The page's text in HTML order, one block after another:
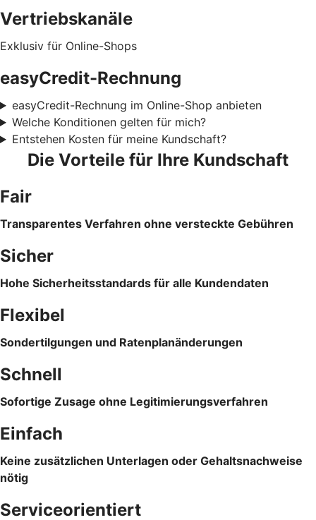
Vertriebskanäle
Exklusiv für Online-Shops
easyCredit-Rechnung
easyCredit-Rechnung im Online-Shop anbieten
Welche Konditionen gelten für mich?
Entstehen Kosten für meine Kundschaft?
Die Vorteile für Ihre Kundschaft
Fair
Transparentes Verfahren ohne versteckte Gebühren
Sicher
Hohe Sicherheitsstandards für alle Kundendaten
Flexibel
Sondertilgungen und Ratenplanänderungen
Schnell
Sofortige Zusage ohne Legitimierungsverfahren
Einfach
Keine zusätzlichen Unterlagen oder Gehaltsnachweise
nötig
Serviceorientiert